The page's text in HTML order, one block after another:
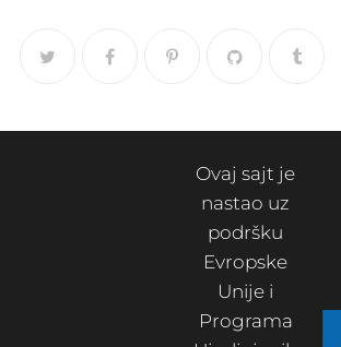
Ovaj sajt je
nastao uz
podršku
Evropske
Unije i
Programa